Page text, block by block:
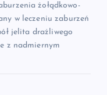
żołądkowo-
w leczeniu zaburzeń
jelita drażliwego
z nadmiernym